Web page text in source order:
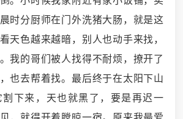
时分厨师在门外洗猪大肠，就是这
天色越来越暗，别人也动手来找，
我的哥们被人找得不耐烦，撩开了
也去帮着找。最后终于在太阳下山
下来，天也就黑了，要是再迟一